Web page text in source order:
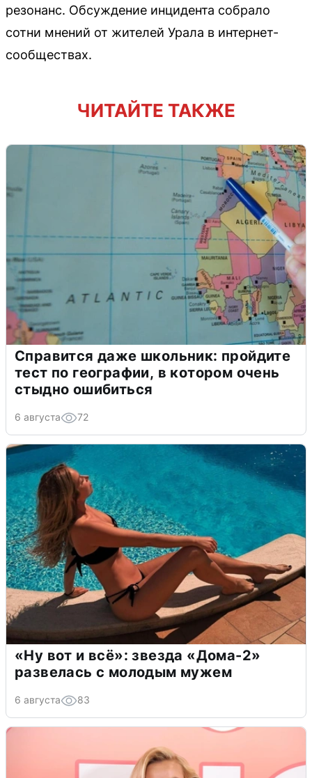
резонанс. Обсуждение инцидента собрало
сотни мнений от жителей Урала в интернет-
сообществах.
ЧИТАЙТЕ ТАКЖЕ
Справится даже школьник: пройдите
тест по географии, в котором очень
стыдно ошибиться
6 августа 72
«Ну вот и всё»: звезда «Дома-2»
развелась с молодым мужем
6 августа 83